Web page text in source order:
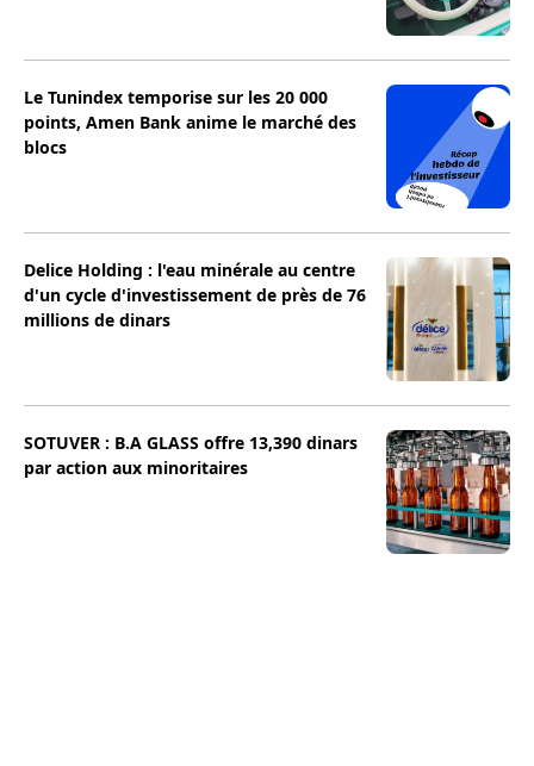
Le Tunindex temporise sur les 20 000
points, Amen Bank anime le marché des
blocs
Delice Holding : l'eau minérale au centre
d'un cycle d'investissement de près de 76
millions de dinars
SOTUVER : B.A GLASS offre 13,390 dinars
par action aux minoritaires